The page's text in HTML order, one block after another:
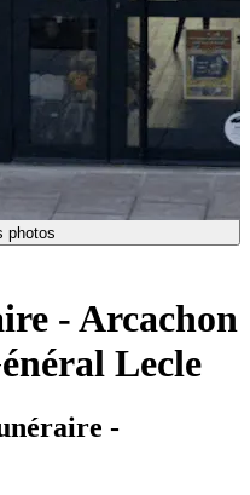
photos
- Arcachon
Lecle
-